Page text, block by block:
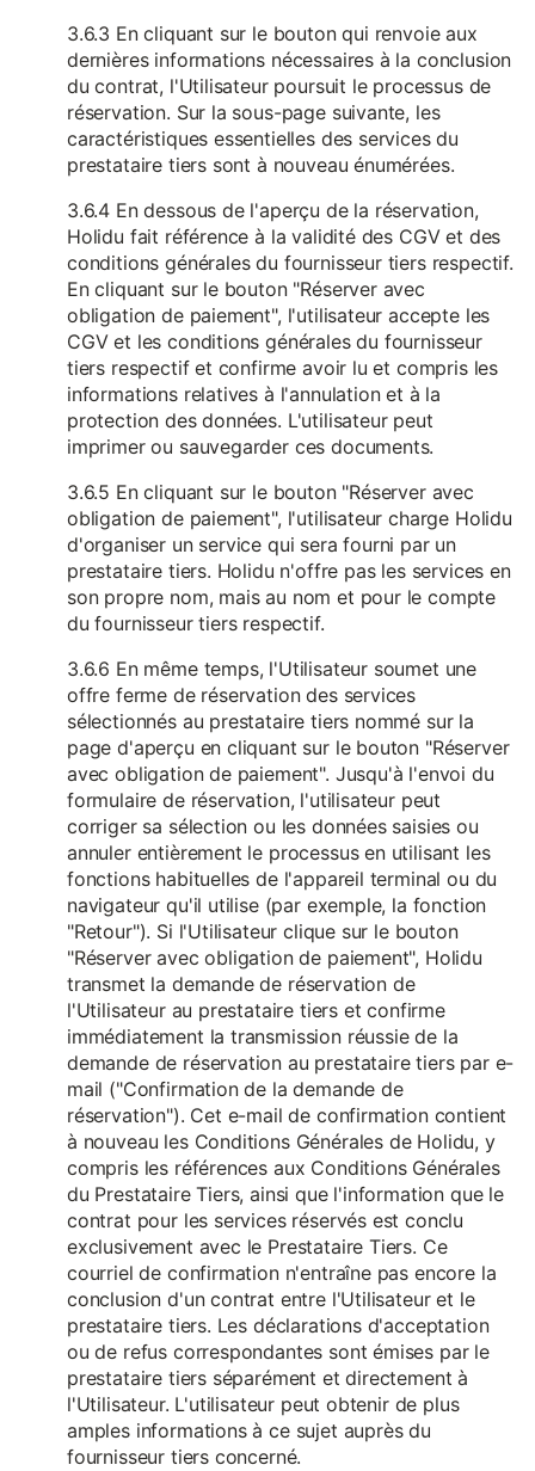
3.6.3 En cliquant sur le bouton qui renvoie aux
dernières informations nécessaires à la conclusion
du contrat, l'Utilisateur poursuit le processus de
réservation. Sur la sous-page suivante, les
caractéristiques essentielles des services du
prestataire tiers sont à nouveau énumérées.
3.6.4 En dessous de l'aperçu de la réservation,
Holidu fait référence à la validité des CGV et des
conditions générales du fournisseur tiers respectif.
En cliquant sur le bouton "Réserver avec
obligation de paiement", l'utilisateur accepte les
CGV et les conditions générales du fournisseur
tiers respectif et confirme avoir lu et compris les
informations relatives à l'annulation et à la
protection des données. L'utilisateur peut
imprimer ou sauvegarder ces documents.
3.6.5 En cliquant sur le bouton "Réserver avec
obligation de paiement", l'utilisateur charge Holidu
d'organiser un service qui sera fourni par un
prestataire tiers. Holidu n'offre pas les services en
son propre nom, mais au nom et pour le compte
du fournisseur tiers respectif.
3.6.6 En même temps, l'Utilisateur soumet une
offre ferme de réservation des services
sélectionnés au prestataire tiers nommé sur la
page d'aperçu en cliquant sur le bouton "Réserver
avec obligation de paiement". Jusqu'à l'envoi du
formulaire de réservation, l'utilisateur peut
corriger sa sélection ou les données saisies ou
annuler entièrement le processus en utilisant les
fonctions habituelles de l'appareil terminal ou du
navigateur qu'il utilise (par exemple, la fonction
"Retour"). Si l'Utilisateur clique sur le bouton
"Réserver avec obligation de paiement", Holidu
transmet la demande de réservation de
l'Utilisateur au prestataire tiers et confirme
immédiatement la transmission réussie de la
demande de réservation au prestataire tiers par e-
mail ("Confirmation de la demande de
réservation"). Cet e-mail de confirmation contient
à nouveau les Conditions Générales de Holidu, y
compris les références aux Conditions Générales
du Prestataire Tiers, ainsi que l'information que le
contrat pour les services réservés est conclu
exclusivement avec le Prestataire Tiers. Ce
courriel de confirmation n'entraîne pas encore la
conclusion d'un contrat entre l'Utilisateur et le
prestataire tiers. Les déclarations d'acceptation
ou de refus correspondantes sont émises par le
prestataire tiers séparément et directement à
l'Utilisateur. L'utilisateur peut obtenir de plus
amples informations à ce sujet auprès du
fournisseur tiers concerné.